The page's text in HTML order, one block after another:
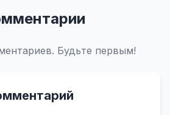
Будьте первым!